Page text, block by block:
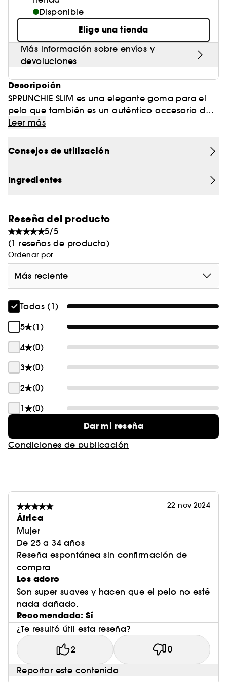
Disponible
Elige una tienda
Más información sobre envíos y
devoluciones
Descripción
SPRUNCHIE SLIM es una elegante goma para el
pelo que también es un auténtico accesorio de
moda. Cada coletero contiene una banda
elástica SLIM con forma de espiral para un ajuste
perfecto y una sujeción extra. El coletero no deja
cabellos, se puede utilizar para realzar peinados
Leer más
Consejos de utilización
Ingredientes
Reseña del producto
5/5
(1 reseñas de producto)
Ordenar por
Más reciente
Todas (1)
5
(1)
4
(0)
3
(0)
2
(0)
1
(0)
Dar mi reseña
Condiciones de publicación
22 nov 2024
África
Mujer
De 25 a 34 años
Reseña espontánea sin confirmación de
compra
Los adoro
Son super suaves y hacen que el pelo no esté
nada dañado.
Recomendado: Sí
¿Te resultó útil esta reseña?
2 0
Reportar este contenido